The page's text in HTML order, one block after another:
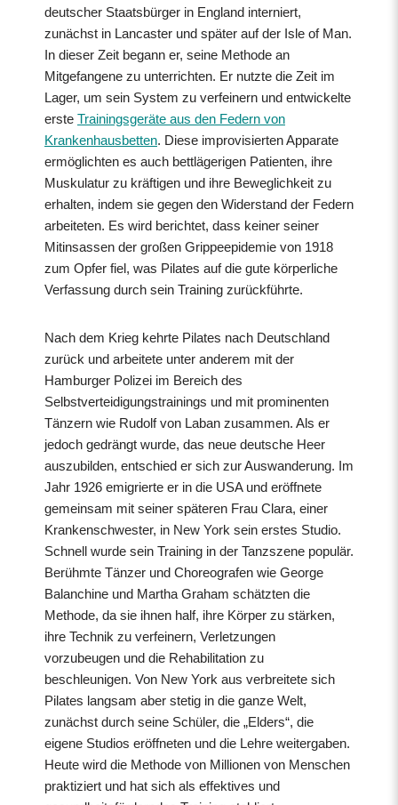
deutscher Staatsbürger in England interniert,
zunächst in Lancaster und später auf der Isle of Man.
In dieser Zeit begann er, seine Methode an
Mitgefangene zu unterrichten. Er nutzte die Zeit im
Lager, um sein System zu verfeinern und entwickelte
erste Trainingsgeräte aus den Federn von
Krankenhausbetten. Diese improvisierten Apparate
ermöglichten es auch bettlägerigen Patienten, ihre
Muskulatur zu kräftigen und ihre Beweglichkeit zu
erhalten, indem sie gegen den Widerstand der Federn
arbeiteten. Es wird berichtet, dass keiner seiner
Mitinsassen der großen Grippeepidemie von 1918
zum Opfer fiel, was Pilates auf die gute körperliche
Verfassung durch sein Training zurückführte.
Nach dem Krieg kehrte Pilates nach Deutschland
zurück und arbeitete unter anderem mit der
Hamburger Polizei im Bereich des
Selbstverteidigungstrainings und mit prominenten
Tänzern wie Rudolf von Laban zusammen. Als er
jedoch gedrängt wurde, das neue deutsche Heer
auszubilden, entschied er sich zur Auswanderung. Im
Jahr 1926 emigrierte er in die USA und eröffnete
gemeinsam mit seiner späteren Frau Clara, einer
Krankenschwester, in New York sein erstes Studio.
Schnell wurde sein Training in der Tanzszene populär.
Berühmte Tänzer und Choreografen wie George
Balanchine und Martha Graham schätzten die
Methode, da sie ihnen half, ihre Körper zu stärken,
ihre Technik zu verfeinern, Verletzungen
vorzubeugen und die Rehabilitation zu
beschleunigen. Von New York aus verbreitete sich
Pilates langsam aber stetig in die ganze Welt,
zunächst durch seine Schüler, die „Elders“, die
eigene Studios eröffneten und die Lehre weitergaben.
Heute wird die Methode von Millionen von Menschen
praktiziert und hat sich als effektives und